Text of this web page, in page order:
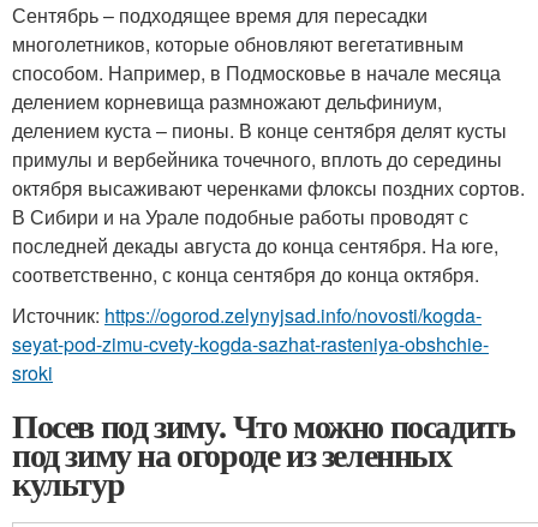
Сентябрь – подходящее время для пересадки
многолетников, которые обновляют вегетативным
способом. Например, в Подмосковье в начале месяца
делением корневища размножают дельфиниум,
делением куста – пионы. В конце сентября делят кусты
примулы и вербейника точечного, вплоть до середины
октября высаживают черенками флоксы поздних сортов.
В Сибири и на Урале подобные работы проводят с
последней декады августа до конца сентября. На юге,
соответственно, с конца сентября до конца октября.
Источник: https://ogorod.zelynyjsad.info/novosti/kogda-
seyat-pod-zimu-cvety-kogda-sazhat-rasteniya-obshchie-
sroki
Посев под зиму. Что можно посадить
под зиму на огороде из зеленных
культур